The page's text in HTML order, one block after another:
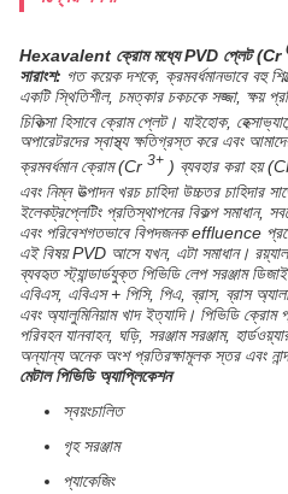
Hexavalent ক্রোম মধ্যে PVD প্লেট (Cr
সারাংশ: গত কয়েক দশকে, ক্রমবর্ধমানভাবে বহু
একটি স্থিতিশীল, চমত্কার চকচকে সজ্জা, ক্ষয়
চিকিত্সা হিসাবে ক্রোম প্লেট। যাইহোক,
অপারেটরদের স্বাস্থ্য ক্ষতিগ্রস্ত করে এবং
ক্রমবর্ধমান ক্রোম (Cr 3+ ) ব্যবহার করা হয়
এবং নিম্ন উত্পাদন খরচ চাহিদা উচ্চতর
ইলেকট্রপ্লেটিং প্রতিস্থাপনের বিকল্প সমাধান,
এবং পরিবেশগতভাবে বিপদজনক effluence
এই বিষয় PVD আসে যখন, এটা সমাধান। রয়্যাল
ব্যবহৃত স্ট্যান্ডার্ডযুক্ত পিভিডি লেপ সরঞ্জাম
এবিএস, এবিএস + পিসি, পিএ, ব্রাস, ব্রাস
এবং অ্যালুমিনিয়াম খাদ ইত্যাদি। পিভিডি ক্রোম
পরিবহন যানবাহন, ঘড়ি, সরঞ্জাম সরঞ্জাম,
অন্যান্য অনেক অংশ প্রতিরক্ষামূলক স্তর এবং
মেটাল পিভিডি অ্যাপ্লিকেশন
স্বয়ংচালিত
গৃহ সরঞ্জাম
প্যাকেজিং